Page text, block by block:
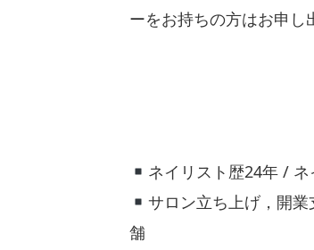
ーをお持ちの方はお申し
ネイリスト歴24年 /
サロン立ち上げ，開
舗